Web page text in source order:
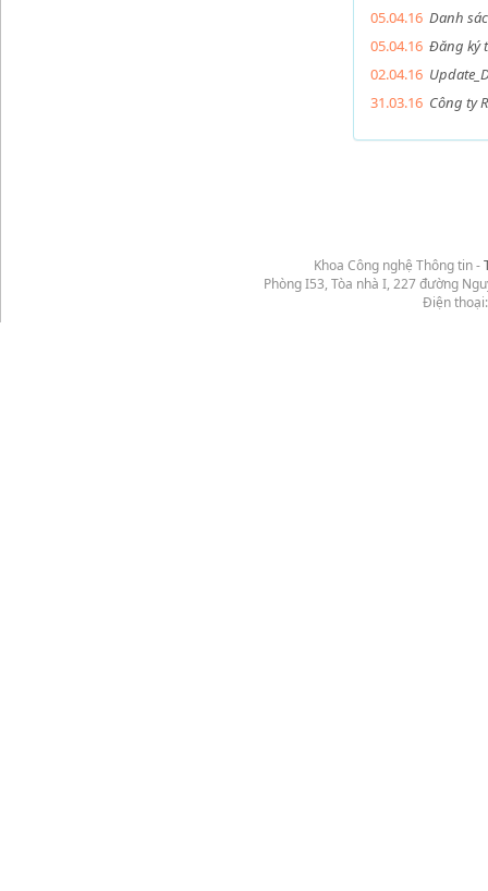
05.04.16 Danh
05.04.16 Đăng ký
02.04.16
31.03.16 Công ty
Khoa Công nghệ Thông tin -
Phòng I53, Tòa nhà I, 227 đường
Điện